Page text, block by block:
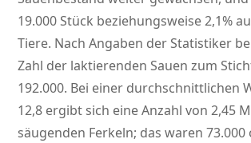
19.000 Stück beziehungsweise 2,1%
Tiere. Nach Angaben der Statistiker
Zahl der laktierenden Sauen zum
192.000. Bei einer durchschnittlichen
12,8 ergibt sich eine Anzahl von 2,45
säugenden Ferkeln; das waren 73.000